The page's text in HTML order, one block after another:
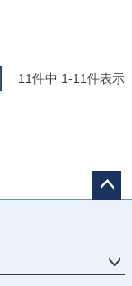
11件中 1-11件表示